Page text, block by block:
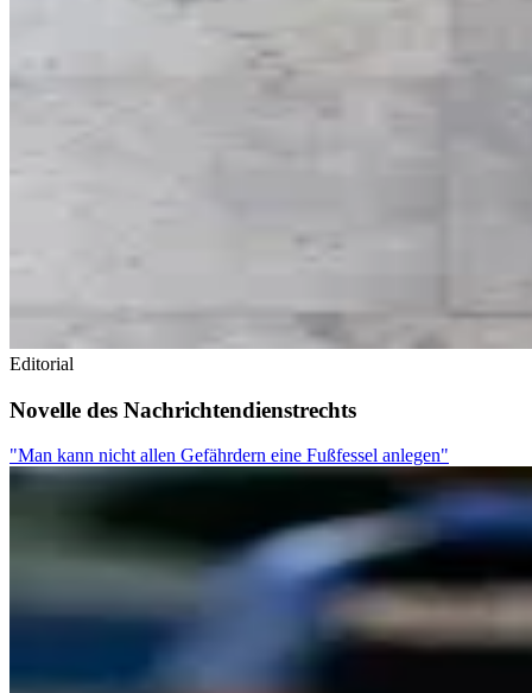
Editorial
Novelle des Nachrichtendienstrechts
"Man kann nicht allen Gefährdern eine Fußfessel anlegen"